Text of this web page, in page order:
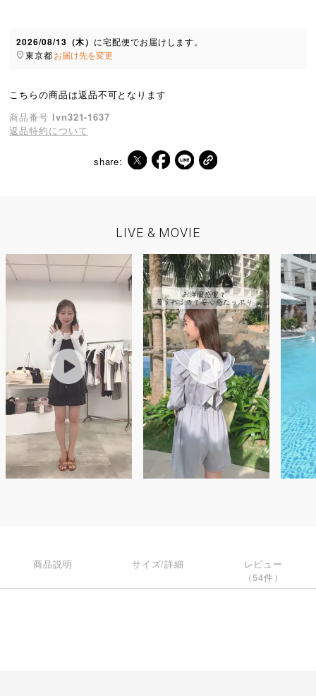
2026/08/13（木） に宅配便でお届けします。
東京都お届け先を変更
こちらの商品は返品不可となります
商品番号 lvn321-1637
返品特約について
share:
LIVE & MOVIE
商品説明 サイズ/詳細
レビュー
（54件）